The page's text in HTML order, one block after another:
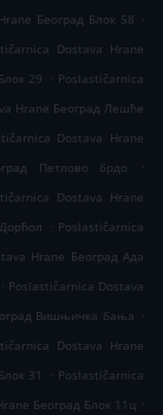
Београд Блок 58 .
Dostava Hrane
29 . Poslastičarnica
Hrane Београд Лешће
Dostava Hrane
Петлово брдо
.
Dostava Hrane
. Poslastičarnica
Hrane Београд Ада
. Poslastičarnica Dostava
Вишњичка бања .
Dostava Hrane
31 . Poslastičarnica
Београд Блок 11ц .